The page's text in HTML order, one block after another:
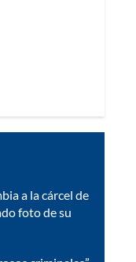
a la cárcel de
foto de su